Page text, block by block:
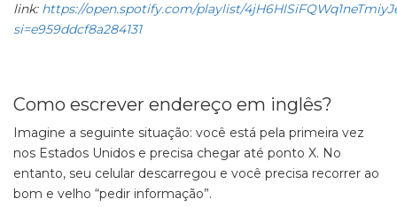
link: https://open.spotify.com/playlist/
si=e959ddcf8a284131
Como escrever endereço em inglês?
Imagine a seguinte situação: você está pela primeira vez
nos Estados Unidos e precisa chegar até ponto X. No
entanto, seu celular descarregou e você precisa recorrer ao
bom e velho “pedir informação”.